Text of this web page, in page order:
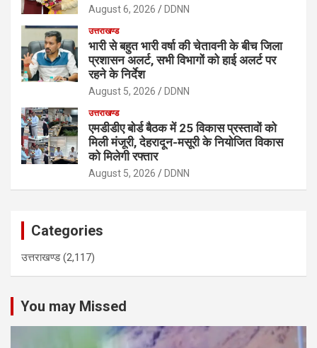
August 6, 2026 DDNN
उत्तराखण्ड
भारी से बहुत भारी वर्षा की चेतावनी के बीच जिला
प्रशासन अलर्ट, सभी विभागों को हाई अलर्ट पर
रहने के निर्देश
August 5, 2026 DDNN
उत्तराखण्ड
एमडीडीए बोर्ड बैठक में 25 विकास प्रस्तावों को
मिली मंजूरी, देहरादून-मसूरी के नियोजित विकास
को मिलेगी रफ्तार
August 5, 2026 DDNN
Categories
उत्तराखण्ड(2,117)
You may Missed